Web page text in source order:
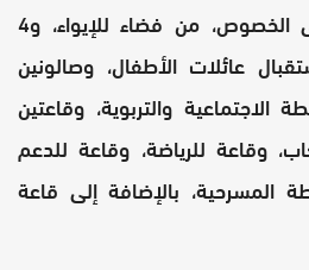
وتتكون هذه البنية، على الخصوص، من فضاء للإيواء، و4
عائلات الأطفال، وصالونين
الاجتماعية والتربوية، وقاعتين
وقاعة للرياضة، وقاعة للدعم
المسرحية، بالإضافة إلى قاعة